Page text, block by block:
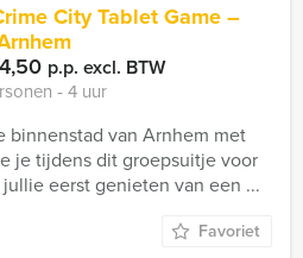
City Tablet Game –
p.p. excl. BTW
‐ 4 uur
binnenstad van Arnhem met
je tijdens dit groepsuitje voor
eerst genieten van een ...
Favoriet